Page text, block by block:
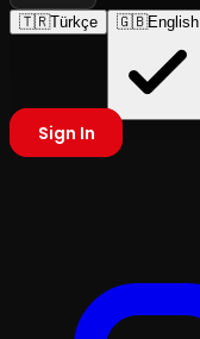
🇹🇷Türkçe 🇬🇧English
Sign In